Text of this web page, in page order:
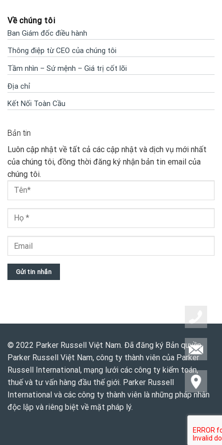
Về chúng tôi
Ban Giám đốc điều hành
Thông điệp từ CEO của chúng tôi
Tầm nhìn – Sứ mệnh – Giá trị cốt lõi
Địa chỉ
Kết Nối Toàn Cầu
Bản tin
Luôn cập nhật về tất cả các cập nhật và dịch vụ mới nhất
của chúng tôi, đồng thời đăng ký nhận bản tin email của
chúng tôi.
Gửi tin nhắn
© 2022 Parker Russell Việt Nam. Đã đăng ký Bản quyền.
Parker Russell Việt Nam, công ty thành viên của Parker
Russell International, mạng lưới các công ty kiểm toán,
thuế và tư vấn hàng đầu thế giới. Parker Russell
International và các công ty thành viên là những pháp nhân
độc lập và riêng biệt về mặt pháp lý.